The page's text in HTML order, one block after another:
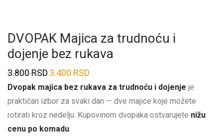
DVOPAK Majica za trudnoću i
dojenje bez rukava
3.800RSD Prvobitna
cena
je
bila:
3.800 RSD.
3.400 RSD
cena
je:
3.400 RSD.
Dvopak majica bez rukava za trudnoću i dojenje je
praktičan izbor za svaki dan — dve majice koje možete
rotirati kroz nedelju. Kupovinom dvopaka ostvarujete nižu
cenu po komadu.